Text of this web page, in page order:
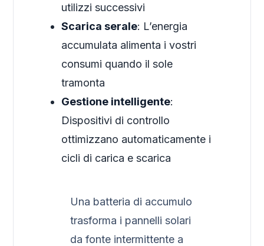
utilizzi successivi
Scarica serale: L’energia
accumulata alimenta i vostri
consumi quando il sole
tramonta
Gestione intelligente:
Dispositivi di controllo
ottimizzano automaticamente i
cicli di carica e scarica
Una batteria di accumulo
trasforma i pannelli solari
da fonte intermittente a